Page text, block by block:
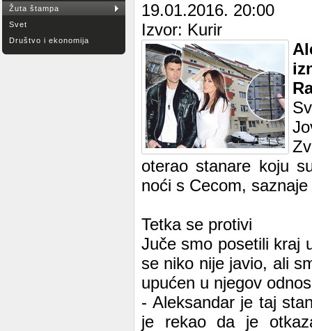
Žuta štampa
Svet
Društvo i ekonomija
19.01.2016. 20:00
Izvor: Kurir
oterao stanare koju
noći s Cecom, saznaje
Tetka se protivi
Juče smo posetili kraj
se niko nije javio, ali
upućen u njegov
- Aleksandar je taj
je rekao da je